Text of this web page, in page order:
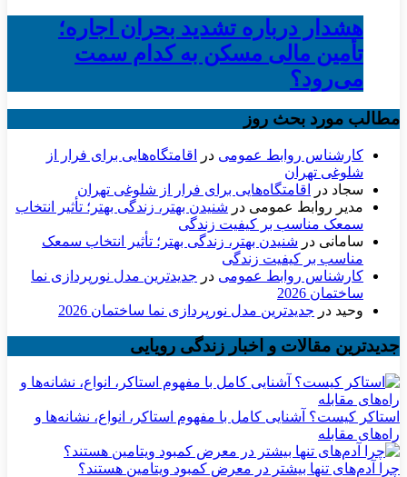
هشدار درباره تشدید بحران اجاره؛
تأمین مالی مسکن به کدام سمت
می‌رود؟
مطالب مورد بحث روز
کارشناس روابط عمومی در
اقامتگاه‌هایی برای فرار از
شلوغی تهران
سجاد در
اقامتگاه‌هایی برای فرار از شلوغی تهران
مدیر روابط عمومی در شنیدن بهتر، زندگی بهتر؛ تأثیر انتخاب
سمعک مناسب بر کیفیت زندگی
سامانی در شنیدن بهتر، زندگی بهتر؛ تأثیر انتخاب سمعک
مناسب بر کیفیت زندگی
کارشناس روابط عمومی در جدیدترین مدل نورپردازی نما
ساختمان 2026
وحید در جدیدترین مدل نورپردازی نما ساختمان 2026
جدیدترین مقالات و اخبار زندگی رویایی
استاکر کیست؟ آشنایی کامل با مفهوم استاکر، انواع، نشانه‌ها و
راه‌های مقابله
چرا آدم‌های تنها بیشتر در معرض کمبود ویتامین هستند؟